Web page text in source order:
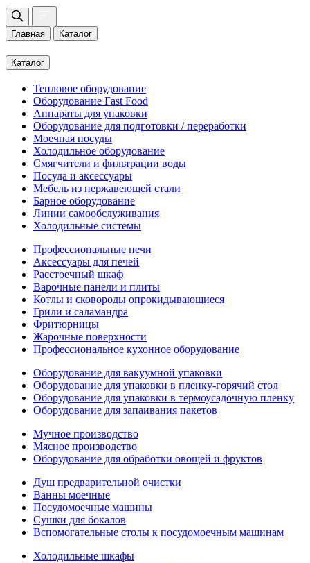
Главная Каталог
Каталог
Тепловое оборудование
Оборудование Fast Food
Аппараты для упаковки
Оборудование для подготовки / переработки
Моечная посуды
Холодильное оборудование
Смягчители и фильтрации воды
Посуда и аксессуары
Мебель из нержавеющей стали
Барное оборудование
Линии самообслуживания
Холодильные системы
Профессиональные печи
Аксессуары для печей
Расстоечный шкаф
Варочные панели и плиты
Котлы и сковороды опрокидывающиеся
Грили и саламандра
Фритюрницы
Жарочные поверхности
Профессиональное кухонное оборудование
Оборудование для вакуумной упаковки
Оборудование для упаковки в пленку-горячий стол
Оборудование для упаковки в термоусадочную пленку
Оборудование для запаивания пакетов
Мучное производство
Мясное производство
Оборудование для обработки овощей и фруктов
Душ предварительной очистки
Ванны моечные
Посудомоечные машины
Сушки для бокалов
Вспомогательные столы к посудомоечным машинам
Холодильные шкафы